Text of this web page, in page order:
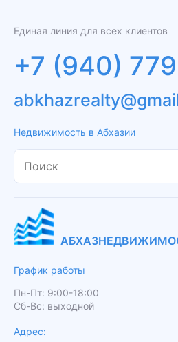
Единая линия для всех клиентов
+7 (940)
Недвижимость в Абхазии
График работы
Пн-Пт: 9:00-18:00
Сб-Вс: выходной
Адрес: